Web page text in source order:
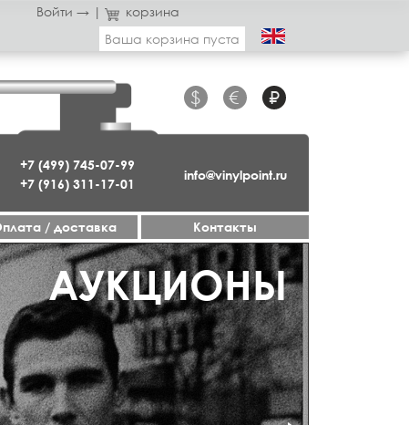
Войти → |
корзина
Ваша корзина пуста
+7 (499) 745-07-99
+7 (916) 311-17-01
$ € ₽
info@vinylpoint.ru
/ доставка Контакты
ОТКРЫТ
АУКЦИОНЫ